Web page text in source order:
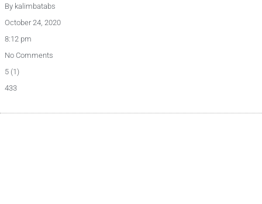
By kalimbatabs
October 24, 2020
8:12 pm
No Comments
5 (1)
433